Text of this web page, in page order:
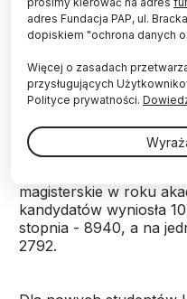
studentów podczas
Uniwersytecie
kierunku ubiegało się
były też biologia
angielska.
Na największej
właśnie pierwszym
magisterskie w roku
kandydatów wyniosła
stopnia - 8940, a na
2792.
adres Fundacja PAP, ul.
dopiskiem "ochrona danych
Więcej o zasadach
przysługujących
Polityce prywatności.